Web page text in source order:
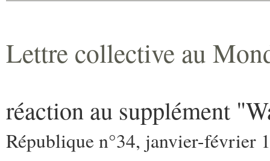
Lettre collective au
réaction au supplément
République n°34, janvier-février